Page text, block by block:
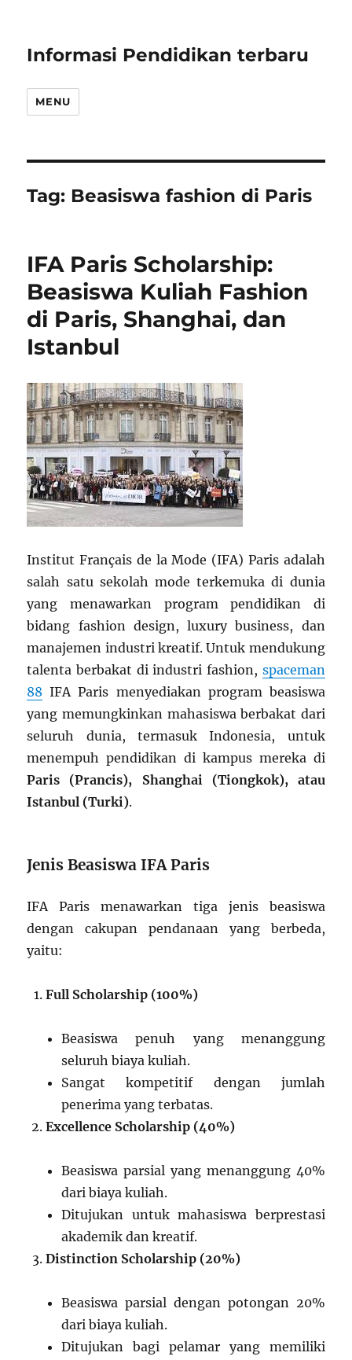
Informasi Pendidikan terbaru
MENU
Tag: Beasiswa fashion di Paris
IFA Paris Scholarship:
Beasiswa Kuliah Fashion
di Paris, Shanghai, dan
Istanbul
Institut Français de la Mode (IFA) Paris adalah
salah satu sekolah mode terkemuka di dunia
yang menawarkan program pendidikan di
bidang fashion design, luxury business, dan
manajemen industri kreatif. Untuk mendukung
talenta berbakat di industri fashion, spaceman
88 IFA Paris menyediakan program beasiswa
yang memungkinkan mahasiswa berbakat dari
seluruh dunia, termasuk Indonesia, untuk
menempuh pendidikan di kampus mereka di
Paris (Prancis), Shanghai (Tiongkok), atau
Istanbul (Turki).
Jenis Beasiswa IFA Paris
IFA Paris menawarkan tiga jenis beasiswa
dengan cakupan pendanaan yang berbeda,
yaitu:
Full Scholarship (100%)
Beasiswa penuh yang menanggung
seluruh biaya kuliah.
Sangat kompetitif dengan jumlah
penerima yang terbatas.
Excellence Scholarship (40%)
Beasiswa parsial yang menanggung 40%
dari biaya kuliah.
Ditujukan untuk mahasiswa berprestasi
akademik dan kreatif.
Distinction Scholarship (20%)
Beasiswa parsial dengan potongan 20%
dari biaya kuliah.
Ditujukan bagi pelamar yang memiliki